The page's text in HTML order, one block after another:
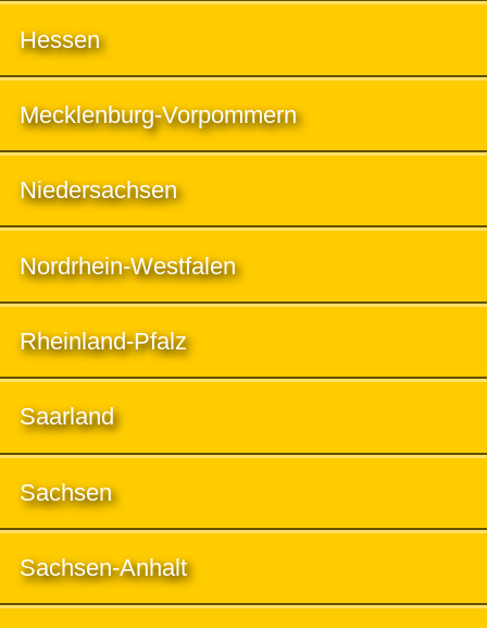
Hessen
Mecklenburg-Vorpommern
Niedersachsen
Nordrhein-Westfalen
Rheinland-Pfalz
Saarland
Sachsen
Sachsen-Anhalt